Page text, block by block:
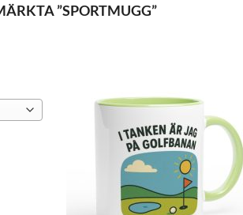
”SPORTMUGG”